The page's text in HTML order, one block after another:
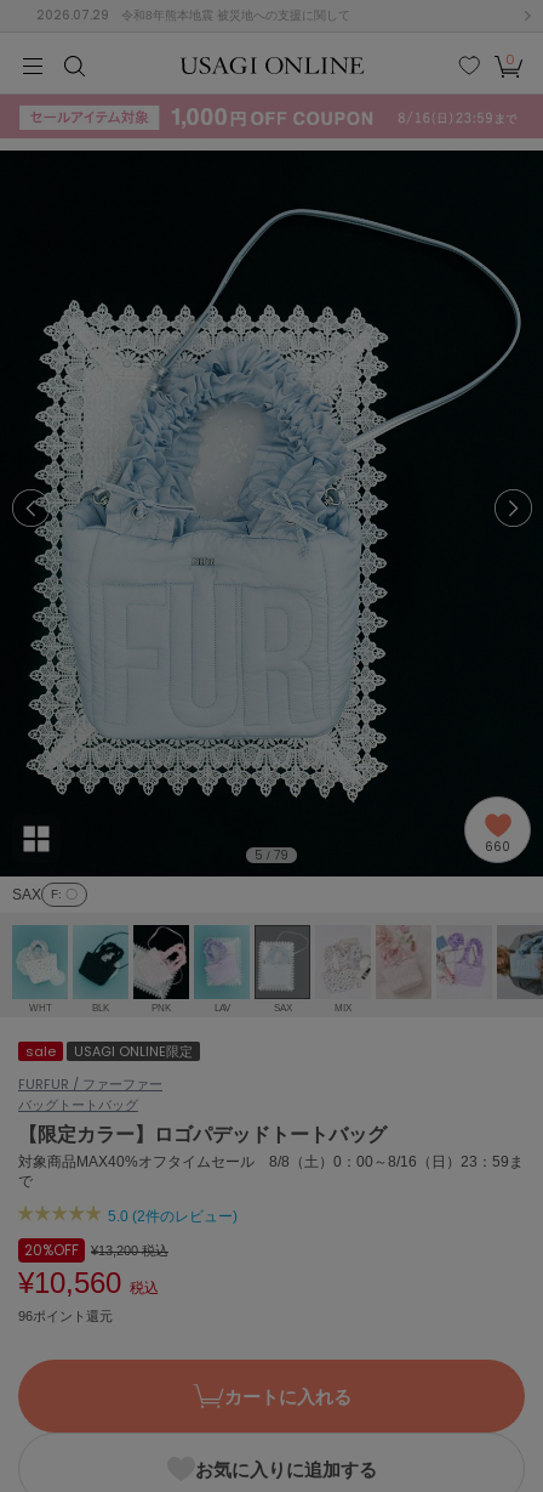
2026.07.29 令和8年熊本地震 被災地への支援に関して
検索
お気
に入
カー
ト
0
KIDSBABYBEAUTYLIFE STYLE
(715)
ームウェア (535)
(121)
(2005)
リー (664)
/ランジェリー (127)
(124)
KIDSBABYBEAUTYLIFE STYLE
M
Q R S T U
W X Z
その
他
ACYM
アシーム
adidas
アディダス
adidas by Stella McCartney
アディダス バイ ステラマッカートニー
ALLISON BROWN
アリソンブラウン
amabro
アマブロ
Ame no chi Hare
アメノチハレ
AMOMMA
アモマ
ánuans
アニュアンス
ànuke
アンヌーク
ASICS
アシックス
Ballelite
バレリット
BANDOLIER
バンドリヤー
Barbour
バブアー
Beyond Closet
SAX F: 〇
5 / 79 660
WHT BLK PNK LAV SAX MIX
sale
USAGI ONLINE限定
FURFUR / ファーファー
バッグ トートバッグ
【限定カラー】ロゴパデッドトートバッグ
対象商品MAX40%オフタイムセール 8/8（土）0：00～8/16（日）23：59ま
で
5.0 (2件のレビュー)
20%OFF ¥13,200税込
¥10,560 税込
96ポイント還元
カートに入れる
お気に入りに追加する